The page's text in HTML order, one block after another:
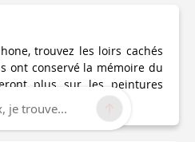
trouvez les loirs cachés
ont conservé la mémoire du
plus sur les peintures
je trouve...